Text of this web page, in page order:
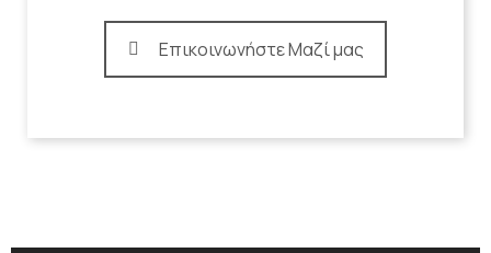
Επικοινωνήστε Μαζί μας